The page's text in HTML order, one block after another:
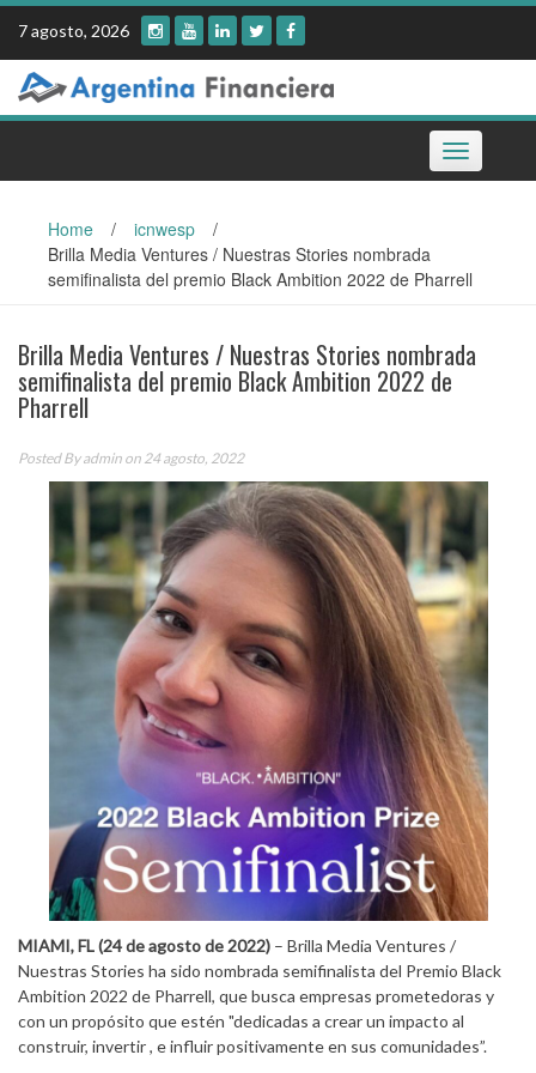
Skip
content
7 agosto, 2026
Toggle
navigation
Home / icnwesp
/
Brilla Media Ventures / Nuestras Stories nombrada
semifinalista del premio Black Ambition 2022 de Pharrell
Brilla Media Ventures / Nuestras Stories nombrada
semifinalista del premio Black Ambition 2022 de
Pharrell
Posted Byadmin on 24 agosto, 2022
MIAMI, FL (24 de agosto de 2022) – Brilla Media Ventures /
Nuestras Stories ha sido nombrada semifinalista del Premio Black
Ambition 2022 de Pharrell, que busca empresas prometedoras y
con un propósito que estén "dedicadas a crear un impacto al
construir, invertir , e influir positivamente en sus comunidades”.